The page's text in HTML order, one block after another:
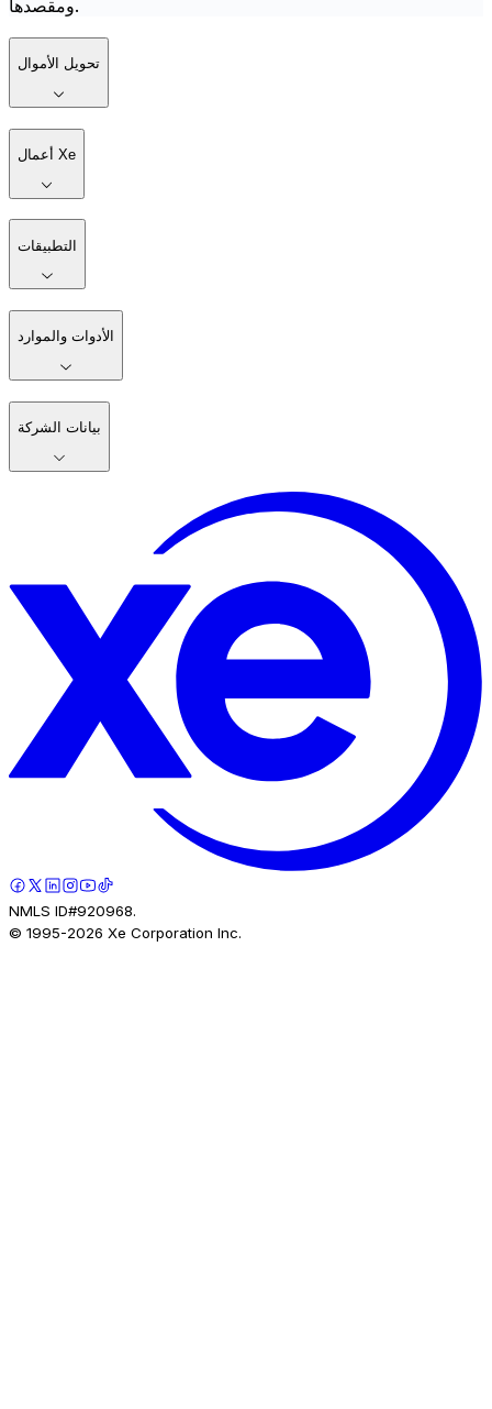
ومقصدها.
تحويل الأموال
أعمال Xe
التطبيقات
الأدوات والموارد
بيانات الشركة
NMLS ID#920968.
© 1995-2026 Xe Corporation Inc.